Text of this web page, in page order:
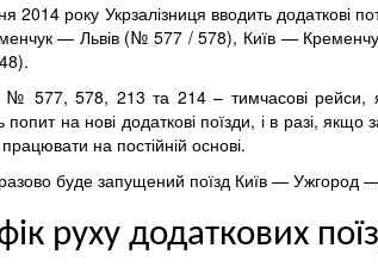
2014 року Укрзалізниця вводить додаткові
— Львів (№ 577 / 578), Київ —
№ 577, 578, 213 та 214 – тимчасові рейси,
попит на нові додаткові поїзди, і в разі,
на постійній основі.
буде запущений поїзд Київ — Ужгород
руху додаткових